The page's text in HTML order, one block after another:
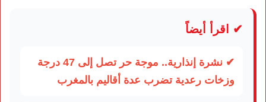
✔ اقرأ أيضاً
✔ نشرة إنذارية.. موجة حر تصل إلى 47 درجة
وزخات رعدية تضرب عدة أقاليم بالمغرب